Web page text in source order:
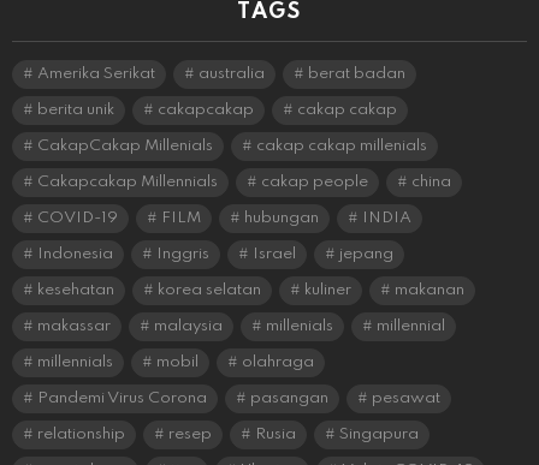
TAGS
Amerika Serikat australia berat badan
berita unik cakapcakap cakap cakap
CakapCakap Millenials cakap cakap millenials
Cakapcakap Millennials cakap people china
COVID-19 FILM hubungan INDIA
Indonesia Inggris Israel jepang
kesehatan korea selatan kuliner makanan
makassar malaysia millenials millennial
millennials mobil olahraga
Pandemi Virus Corona pasangan pesawat
relationship resep Rusia Singapura